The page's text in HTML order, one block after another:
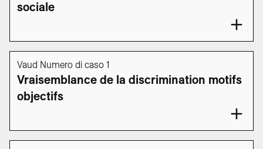
sociale
Vaud Numero di caso 1
Vraisemblance de la discrimination motifs
objectifs